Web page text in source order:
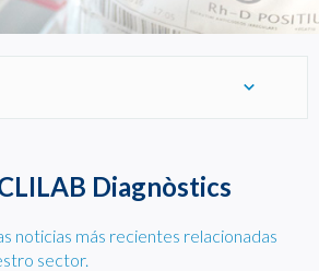
Diagnòstics
noticias más recientes relacionadas
sector.